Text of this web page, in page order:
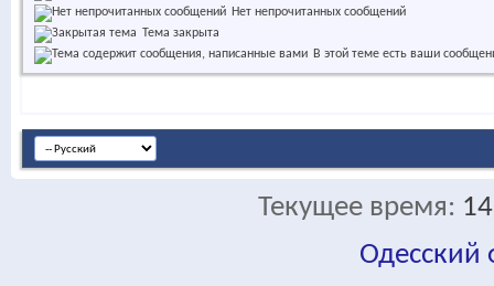
Нет непрочитанных сообщений
Тема закрыта
В этой теме есть ваши
Текущее время:
Одесский